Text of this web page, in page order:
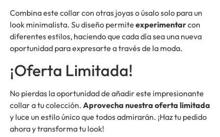
Combina este collar con otras joyas o úsalo solo para un
look minimalista. Su diseño permite experimentarcon
diferentes estilos, haciendo que cada día sea una nueva
oportunidad para expresarte a través de la moda.
¡Oferta Limitada!
No pierdas la oportunidad de añadir este impresionante
collar a tu colección. Aprovecha nuestra oferta limitada
y luce un estilo único que todos admirarán. ¡Haz tu pedido
ahora y transforma tu look!